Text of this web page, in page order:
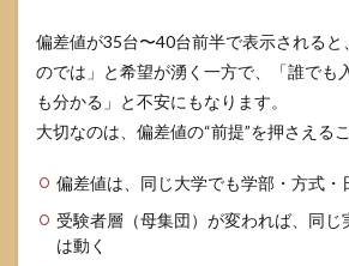
大学
に合
格す
るた
最終
ック
ト
偏差値が35台〜40台前半で表示されると
のでは」と希望が湧く一方で、「誰でも
も分かる」と不安にもなります。
大切なのは、偏差値の“前提”を押さえるこ
偏差値は、同じ大学でも学部・方式・
受験者層（母集団）が変われば、同じ
は動く